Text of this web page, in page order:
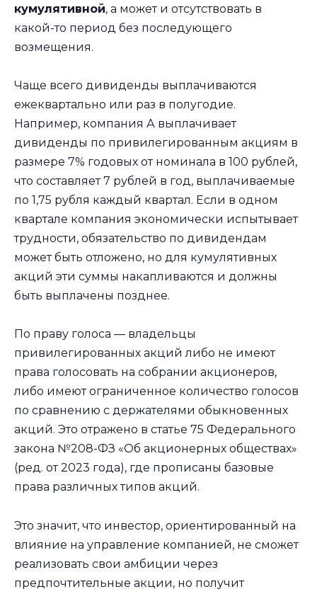
кумулятивной, а может и отсутствовать в
какой-то период без последующего
возмещения.
Чаще всего дивиденды выплачиваются
ежеквартально или раз в полугодие.
Например, компания А выплачивает
дивиденды по привилегированным акциям в
размере 7% годовых от номинала в 100 рублей,
что составляет 7 рублей в год, выплачиваемые
по 1,75 рубля каждый квартал. Если в одном
квартале компания экономически испытывает
трудности, обязательство по дивидендам
может быть отложено, но для кумулятивных
акций эти суммы накапливаются и должны
быть выплачены позднее.
По праву голоса — владельцы
привилегированных акций либо не имеют
права голосовать на собрании акционеров,
либо имеют ограниченное количество голосов
по сравнению с держателями обыкновенных
акций. Это отражено в статье 75 Федерального
закона №208-ФЗ «Об акционерных обществах»
(ред. от 2023 года), где прописаны базовые
права различных типов акций.
Это значит, что инвестор, ориентированный на
влияние на управление компанией, не сможет
реализовать свои амбиции через
предпочтительные акции, но получит